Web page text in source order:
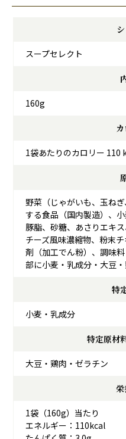
スープセレクト
160g
1袋あたりのカロリー 110
野菜（じゃがいも、玉ね
する食品（国内製造）、
豚脂、砂糖、あさりエキ
チーズ風味濃縮物、粉末
剤（加工でん粉）、調味
部に小麦・乳成分・大豆・
特
小麦・乳成分
特定原材
大豆・鶏肉・ゼラチン
1袋（160g）当たり
エネルギー：110kcal